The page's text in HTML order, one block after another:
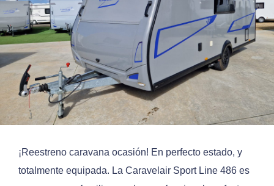
¡Reestreno caravana ocasión! En perfecto estado, y
totalmente equipada. La Caravelair Sport Line 486 es